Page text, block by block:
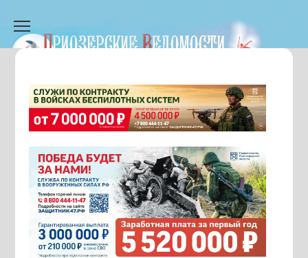
содержанию